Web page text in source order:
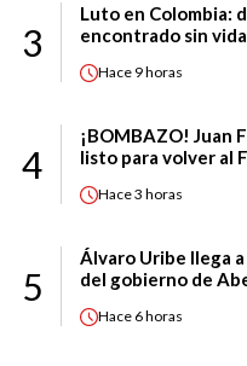
3
Luto en Colombia:
encontrado sin vida
Hace 9 horas
4
¡BOMBAZO! Juan
listo para volver al
Hace3 horas
5
Álvaro Uribe llega
del gobierno de
Hace 6 horas